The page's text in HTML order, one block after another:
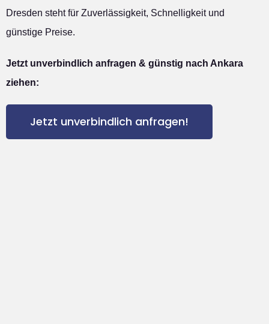
Dresden steht für Zuverlässigkeit, Schnelligkeit und
günstige Preise.
Jetzt unverbindlich anfragen & günstig nach Ankara
ziehen:
Jetzt unverbindlich anfragen!